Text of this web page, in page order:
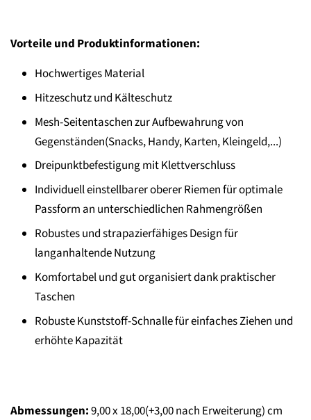
Vorteile und Produktinformationen:
Hochwertiges Material
Hitzeschutz und Kälteschutz
Mesh-Seitentaschen zur Aufbewahrung von
Gegenständen(Snacks, Handy, Karten, Kleingeld,...)
Dreipunktbefestigung mit Klettverschluss
Individuell einstellbarer oberer Riemen für optimale
Passform an unterschiedlichen Rahmengrößen
Robustes und strapazierfähiges Design für
langanhaltende Nutzung
Komfortabel und gut organisiert dank praktischer
Taschen
Robuste Kunststoff-Schnalle für einfaches Ziehen und
erhöhte Kapazität
Abmessungen:9,00 x 18,00(+3,00 nach Erweiterung) cm